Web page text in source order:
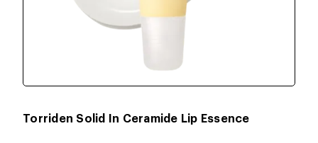
Torriden Solid In Ceramide Lip Essence